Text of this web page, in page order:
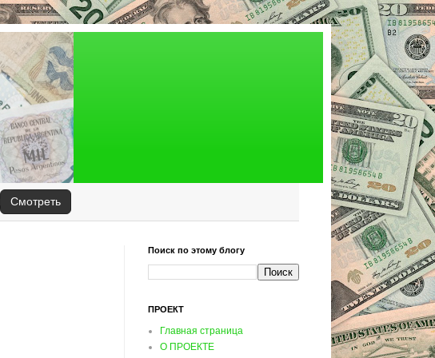
Смотреть
Поиск по этому блогу
ПРОЕКТ
Главная страница
О ПРОЕКТЕ